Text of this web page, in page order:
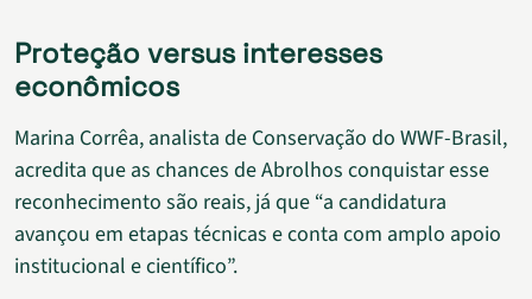
Proteção versus interesses
econômicos
Marina Corrêa, analista de Conservação do WWF-Brasil,
acredita que as chances de Abrolhos conquistar esse
reconhecimento são reais, já que “a candidatura
avançou em etapas técnicas e conta com amplo apoio
institucional e científico”.